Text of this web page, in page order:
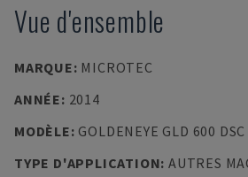
Vue d'ensemble
MARQUE: MICROTEC
ANNÉE: 2014
MODÈLE: GOLDENEYE GLD 600 DSC
TYPE D'APPLICATION: AUTRES